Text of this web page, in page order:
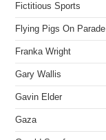
Fictitious Sports
Flying Pigs On Parade
Franka Wright
Gary Wallis
Gavin Elder
Gaza